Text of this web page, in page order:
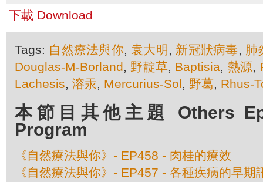
下載 Download
Tags: 自然療法與你,袁大明 , 新冠狀病毒, 肺
Douglas-M-Borland, 野靛草, Baptisia, 熱源,
Lachesis, 溶汞, Mercurius-Sol, 野葛, Rhus-
本節目其他主題 Others
Program
《自然療法與你》- EP458 - 肉桂的療效
《自然療法與你》- EP457 - 各種疾病的早期